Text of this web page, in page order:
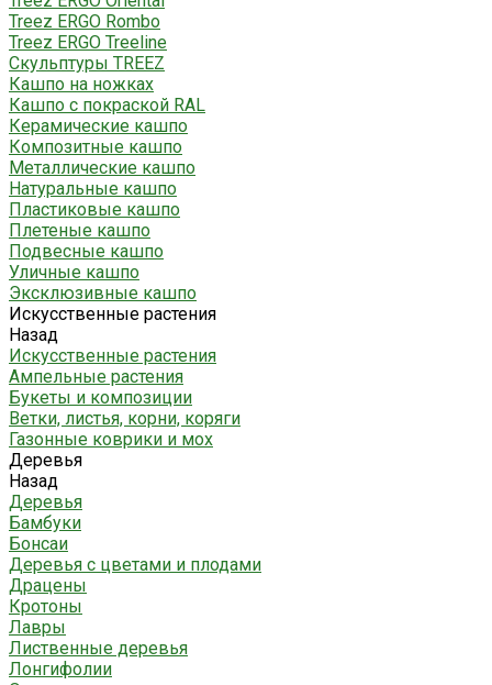
Treez ERGO Rombo
Treez ERGO Treeline
Скульптуры TREEZ
Кашпо на ножках
Кашпо с покраской RAL
Керамические кашпо
Композитные кашпо
Металлические кашпо
Натуральные кашпо
Пластиковые кашпо
Плетеные кашпо
Подвесные кашпо
Уличные кашпо
Эксклюзивные кашпо
Искусственные растения
Назад
Искусственные растения
Ампельные растения
Букеты и композиции
Ветки, листья, корни, коряги
Газонные коврики и мох
Деревья
Назад
Деревья
Бамбуки
Бонсаи
Деревья с цветами и плодами
Драцены
Кротоны
Лавры
Лиственные деревья
Лонгифолии